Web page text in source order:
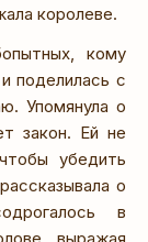
королеве.
кому
поделилась с
Упомянула о
закон. Ей не
убедить
о
в